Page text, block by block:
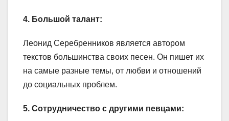
4. Большой талант:
Леонид Серебренников является автором
текстов большинства своих песен. Он пишет их
на самые разные темы, от любви и отношений
до социальных проблем.
5. Сотрудничество с другими певцами: